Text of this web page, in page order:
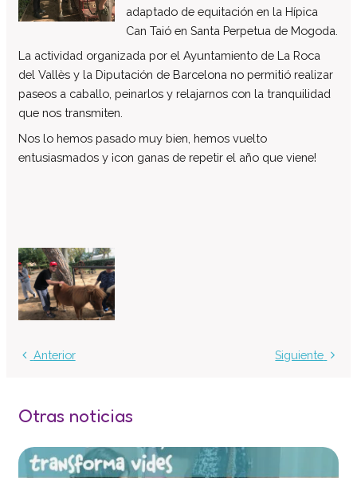
Convenios suscritos con la
administración pública
concedidas
Asociación de familias
Retribuciones percibidas por los
Servicios a personas
Servicio de Vivienda
Formación
Manipulados Industriales
Limpieza
adaptado de equitación en la Hípica
Can Taió en Santa Perpetua de Mogoda.
La actividad organizada por el Ayuntamiento de La Roca
del Vallès y la Diputación de Barcelona no permitió realizar
paseos a caballo, peinarlos y relajarnos con la tranquilidad
que nos transmiten.
Nos lo hemos pasado muy bien, hemos vuelto
entusiasmados y ¡con ganas de repetir el año que viene!
Anterior Siguiente
Otras noticias